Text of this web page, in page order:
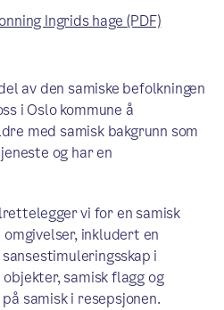
Ingrids hage (PDF)
av den samiske befolkningen
i Oslo kommune å
med samisk bakgrunn som
og har en
vi for en samisk
inkludert en
i
samisk flagg og
samisk i resepsjonen.